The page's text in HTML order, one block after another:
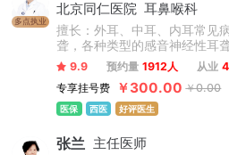
多点执业
北京同仁医院 耳鼻喉科
擅长：外耳、中耳、内耳常见
聋，各种类型的感音神经性耳
病等疾病的内外科治疗。先天
形；慢性化脓性中耳炎的外科
义耳的临床和基础研究等。
9.9 预约量 1912人 从业
专享挂号费
￥300.00 ￥0.00
医保 西医 好评医生
张兰 主任医师